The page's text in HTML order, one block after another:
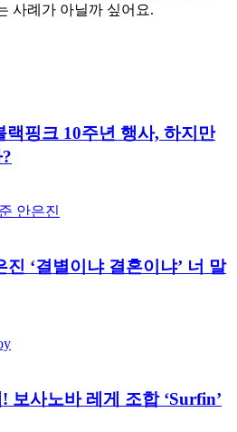
사례가 아닐까 싶어요.
랙핑크 10주년 행사, 하지만
‘결별이냐 결혼이냐’ 너 말
보사노바 레게 조합 ‘Surfin’